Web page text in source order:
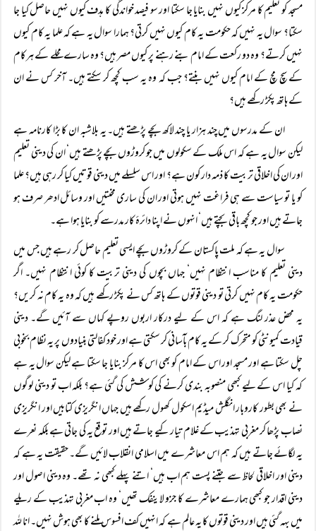
مسجد کو تعلیم کا مرکز کیوں نہیں بنایا جا سکتا اور سو فیصد خواندگی کا ہدف کیوں نہیں حاصل کیا جا
سکتا؟ سوال یہ نہیں کہ حکومت یہ کام کیوں نہیں کرتی؟ ہمارا سوال یہ ہے کہ علما یہ کام کیوں
نہیں کرتے؟ وہ دو رکعت کے امام بنے رہنے پر کیوں مصر ہیں؟ وہ سارے محلے کے ہرکام
کے سچ مچ کے امام کیوں نہیں بنتے؟ جب کہ وہ یہ سب کچھ کر سکتے ہیں۔ آخر کس نے ان
کے ہاتھ پکڑ رکھے ہیں؟
ان کے مدرسوں میں چند ہزار یا چند لاکھ بچے پڑھتے ہیں۔ یہ بلاشبہ ان کا بڑا کارنامہ ہے
لیکن سوال یہ ہے کہ اس ملک کے سکولوں میں جو کروڑوں بچے پڑھتے ہیں‘ ان کی دینی تعلیم
اور ان کی اخلاقی تربیت کا ذمہ دار کون ہے؟ اور اس سلسلے میں دینی قوتیں کیا کر رہی ہیں؟ علما
کو یا تو سیاست سے ہی فراغت نہیں ہوتی اور ان کی ساری محنتیں اور وسائل ادھر صرف ہو
جاتے ہیں اور جو کچھ باقی بچتے ہیں‘ انہوں نے اپنا دائرۂ کار مدرسے کو بنایا ہوا ہے۔
سوال یہ ہے کہ ملت پاکستان کے کروڑوں بچے ایسی تعلیم حاصل کر رہے ہیں جس میں
دینی تعلیم کا مناسب انتظام نہیں‘ جہاں بچوں کی دینی تربیت کا کوئی انتظام نہیں۔ اگر
حکومت یہ کام نہیں کرتی تو دینی قوتوں کے ہاتھ کس نے پکڑ رکھے ہیں کہ وہ یہ کام نہ کریں؟
یہ محض عذر لنگ ہے کہ اس کے لیے درکار اربوں روپے کہاں سے آئیں گے۔ دینی
قیادت کمیونٹی کو متحرک کر کے یہ کام بآسانی کر سکتی ہے اور خود کفالتی بنیادوں پر یہ نظام بخوبی
چل سکتا ہے اور مسجد اور اس کے امام کو بھی اس کا مرکز بنایا جا سکتا ہے لیکن سوال یہ ہے
کہ کیا اس کے لیے کبھی منصوبہ بندی کرنے کی کوشش کی گئی ہے؟ بلکہ اب تو دینی لوگوں
نے بھی بطور کاروبار انگلش میڈیم اسکول کھول رکھے ہیں جہاں انگریزی کتابیں اور انگریزی
نصاب پڑھا کر مغربی تہذیب کے غلام تیار کیے جاتے ہیں اور توقع یہ کی جاتی ہے بلکہ نعرے
یہ لگائے جاتے ہیں کہ ہم اس معاشرے میں اسلامی انقلاب لائیں گے۔ حقیقت یہ ہے کہ
دینی اور اخلاقی لحاظ سے جتنے پست ہم اب ہیں‘ اتنے پہلے کبھی نہ تھے۔ وہ دینی اصول اور
دینی اقدار جو کبھی ہمارے معاشرے کا جزو لاینفک تھیں‘ وہ اب مغربی تہذیب کے ریلے
میں بہہ گئی ہیں اور دینی قوتوں کا یہ عالم ہے کہ انہیں کف افسوس ملنے کا بھی ہوش نہیں۔ انا للہ